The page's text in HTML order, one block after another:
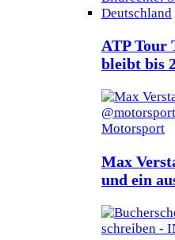
ATP Tour
bleibt bis
Max
und ein